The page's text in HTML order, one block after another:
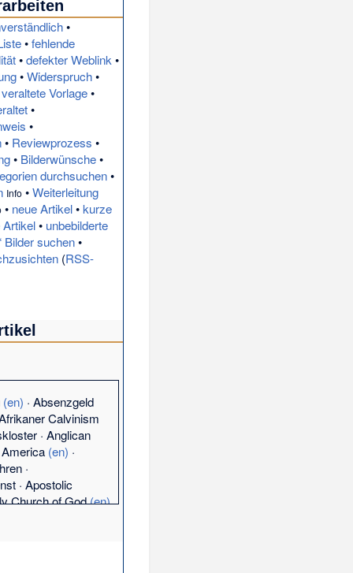
•
•fehlende
•defekter Weblink •
•Widerspruch•
veraltete Vorlage•
•
•
• Reviewprozess •
• Bilderwünsche•
durchsuchen•
Info •Weiterleitung
• neue Artikel•kurze
Artikel• unbebilderte
Bilder suchen•
(RSS-
(en) ·Absenzgeld
Calvinism
·Anglican
(en) ·
·
·Apostolic
Church of God(en)